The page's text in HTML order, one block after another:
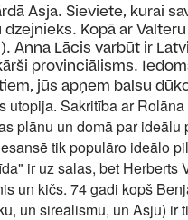
Asja. Sieviete, kurai
Kopā ar
Anna Lācis varbūt ir
provinciālisms.
jūs apņem balsu
utopija. Sakritība ar
plānu un domā par ideālu
tik populāro ideālo
ir uz salas, bet Herberts
un kičs. 74 gadi kopš
un sireālismu, un Asju) ir